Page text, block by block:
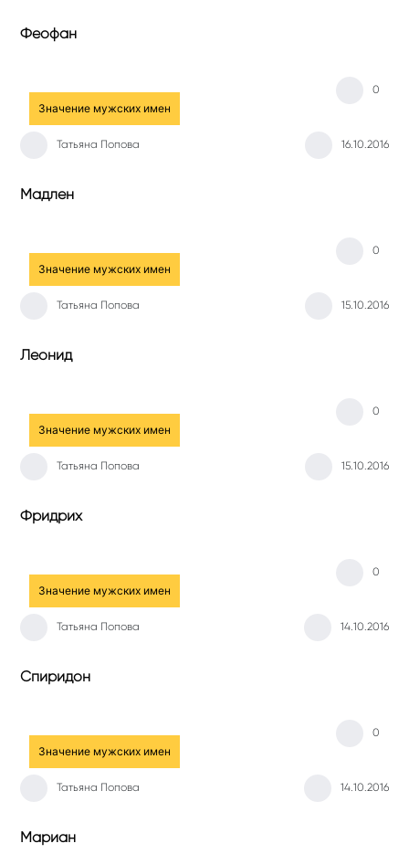
Феофан
Значение мужских имен
Татьяна Попова 16.10.2016
0
Мадлен
Значение мужских имен
Татьяна Попова 15.10.2016
0
Леонид
Значение мужских имен
Татьяна Попова 15.10.2016
0
Фридрих
Значение мужских имен
Татьяна Попова 14.10.2016
0
Спиридон
Значение мужских имен
Татьяна Попова 14.10.2016
0
Мариан